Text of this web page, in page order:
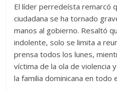
El líder perredeísta remarcó
ciudadana se ha tornado
manos al gobierno. Resaltó
indolente, solo se limita a
prensa todos los lunes,
víctima de la ola de violencia
la familia dominicana en todo